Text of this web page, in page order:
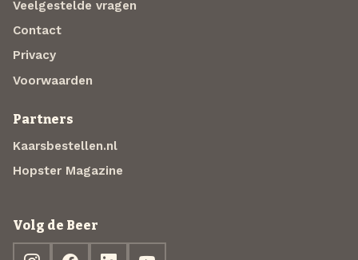
Veelgestelde vragen
Contact
Privacy
Voorwaarden
Partners
Kaarsbestellen.nl
Hopster Magazine
Volg de Beer